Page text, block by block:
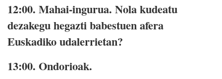
12:00. Mahai-ingurua. Nola kudeatu
dezakegu hegazti babestuen afera
Euskadiko udalerrietan?
13:00. Ondorioak.